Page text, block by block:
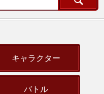
キャラクター
バトル